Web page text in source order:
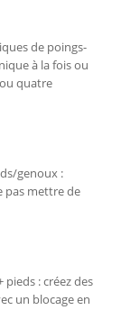
de poings-
à la fois ou
quatre
genoux :
pas mettre de
pieds : créez des
un blocage en